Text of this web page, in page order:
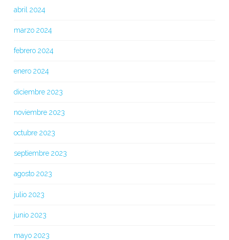
abril 2024
marzo 2024
febrero 2024
enero 2024
diciembre 2023
noviembre 2023
octubre 2023
septiembre 2023
agosto 2023
julio 2023
junio 2023
mayo 2023